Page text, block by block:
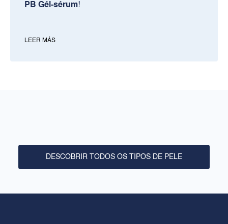
PB Gél-sérum!
LEER MÁS
DESCOBRIR TODOS OS TIPOS DE PELE
PRODUTOS
Corpo
JURÍDICO
Política de privacidade